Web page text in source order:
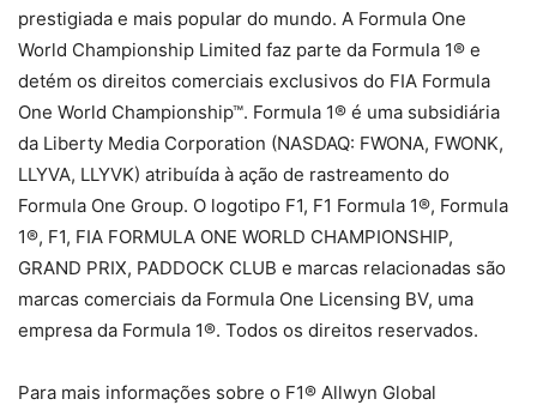
prestigiada e mais popular do mundo. A Formula One
World Championship Limited faz parte da Formula 1® e
detém os direitos comerciais exclusivos do FIA Formula
One World Championship™. Formula 1® é uma subsidiária
da Liberty Media Corporation (NASDAQ: FWONA, FWONK,
LLYVA, LLYVK) atribuída à ação de rastreamento do
Formula One Group. O logotipo F1, F1 Formula 1®, Formula
1®, F1, FIA FORMULA ONE WORLD CHAMPIONSHIP,
GRAND PRIX, PADDOCK CLUB e marcas relacionadas são
marcas comerciais da Formula One Licensing BV, uma
empresa da Formula 1®. Todos os direitos reservados.
Para mais informações sobre o F1® Allwyn Global